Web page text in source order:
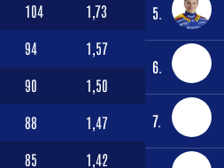
104 1,73
94 1,57
90 1,50
88 1,47
85 1,42
5.
6.
7.